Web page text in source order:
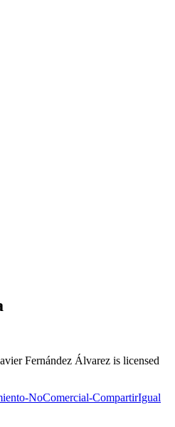
Fernández Álvarez is licensed
NoComercial-CompartirIgual